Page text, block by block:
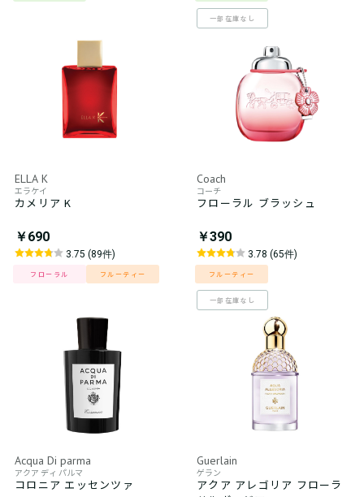
一部在庫なし
ELLA K
エラケイ
カメリア K
￥690
3.75 (89件)
フローラル フルーティー
Coach
コーチ
フローラル ブラッシュ
￥390
3.78 (65件)
フルーティー
一部在庫なし
Acqua Di parma
アクア ディ パルマ
コロニア エッセンツァ
Guerlain
ゲラン
アクア アレゴリア フローラ